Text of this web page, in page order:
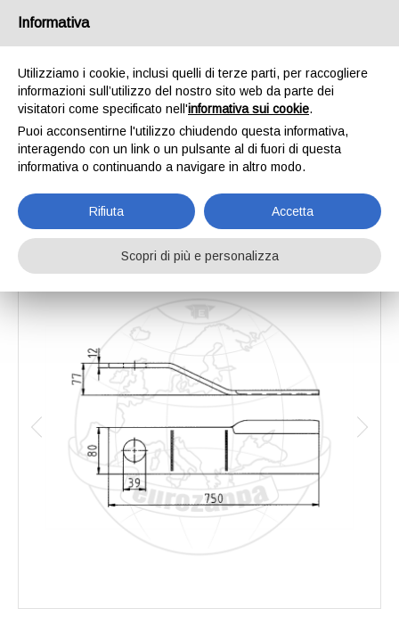
Home Catalogo Lame per tosatrici da prato Coltello rasaerba
Coltello rasaerba
Informativa
Utilizziamo i cookie, inclusi quelli di terze parti, per raccogliere
informazioni sull’utilizzo del nostro sito web da parte dei
visitatori come specificato nell'informativa sui cookie.
Puoi acconsentirne l'utilizzo chiudendo questa informativa,
interagendo con un link o un pulsante al di fuori di questa
informativa o continuando a navigare in altro modo.
Rifiuta Accetta
Scopri di più e personalizza